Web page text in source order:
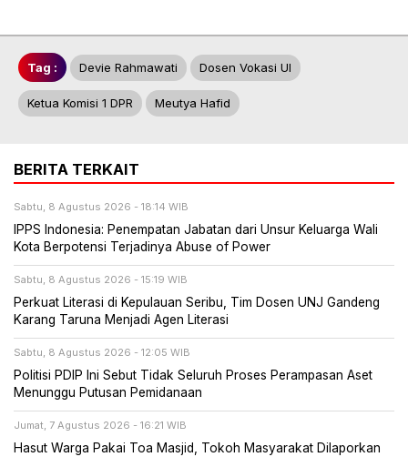
Tag : Devie Rahmawati Dosen Vokasi UI
Ketua Komisi 1 DPR Meutya Hafid
BERITA TERKAIT
Sabtu, 8 Agustus 2026 - 18:14 WIB
IPPS Indonesia: Penempatan Jabatan dari Unsur Keluarga Wali
Kota Berpotensi Terjadinya Abuse of Power
Sabtu, 8 Agustus 2026 - 15:19 WIB
Perkuat Literasi di Kepulauan Seribu, Tim Dosen UNJ Gandeng
Karang Taruna Menjadi Agen Literasi
Sabtu, 8 Agustus 2026 - 12:05 WIB
Politisi PDIP Ini Sebut Tidak Seluruh Proses Perampasan Aset
Menunggu Putusan Pemidanaan
Jumat, 7 Agustus 2026 - 16:21 WIB
Hasut Warga Pakai Toa Masjid, Tokoh Masyarakat Dilaporkan